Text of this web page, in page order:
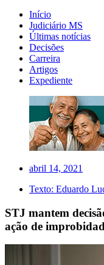
Início
Judiciário MS
Últimas notícias
Decisões
Carreira
Artigos
Expediente
abril 14, 2021
Texto: Eduardo
STJ mantem
ação de